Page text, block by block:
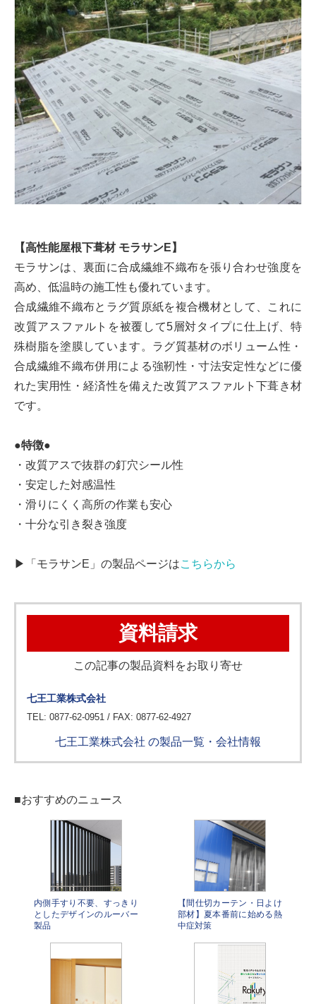
【高性能屋根下葺材 モラサンE】
モラサンは、裏面に合成繊維不織布を張り合わせ強度を
高め、低温時の施工性も優れています。
合成繊維不織布とラグ質原紙を複合機材として、これに
改質アスファルトを被覆して5層対タイプに仕上げ、特
殊樹脂を塗膜しています。ラグ質基材のボリューム性・
合成繊維不織布併用による強靭性・寸法安定性などに優
れた実用性・経済性を備えた改質アスファルト下葺き材
です。
●特徴●
・改質アスで抜群の釘穴シール性
・安定した対感温性
・滑りにくく高所の作業も安心
・十分な引き裂き強度
▶「モラサンE」の製品ページはこちらから
資料請求
この記事の製品資料をお取り寄せ
七王工業株式会社
TEL: 0877-62-0951 / FAX: 0877-62-4927
七王工業株式会社 の製品一覧・会社情報
■おすすめのニュース
内側手すり不要、すっきり
としたデザインのルーバー
製品
【間仕切カーテン・日よけ
部材】夏本番前に始める熱
中症対策